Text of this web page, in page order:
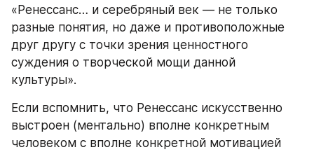
«Ренессанс… и серебряный век — не только
разные понятия, но даже и противоположные
друг другу с точки зрения ценностного
суждения о творческой мощи данной
культуры».
Если вспомнить, что Ренессанс искусственно
выстроен (ментально) вполне конкретным
человеком с вполне конкретной мотивацией